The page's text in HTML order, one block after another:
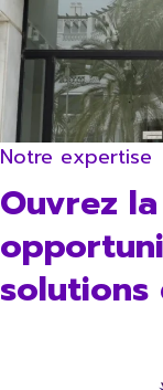
Notre expertise
Ouvrez
solutions